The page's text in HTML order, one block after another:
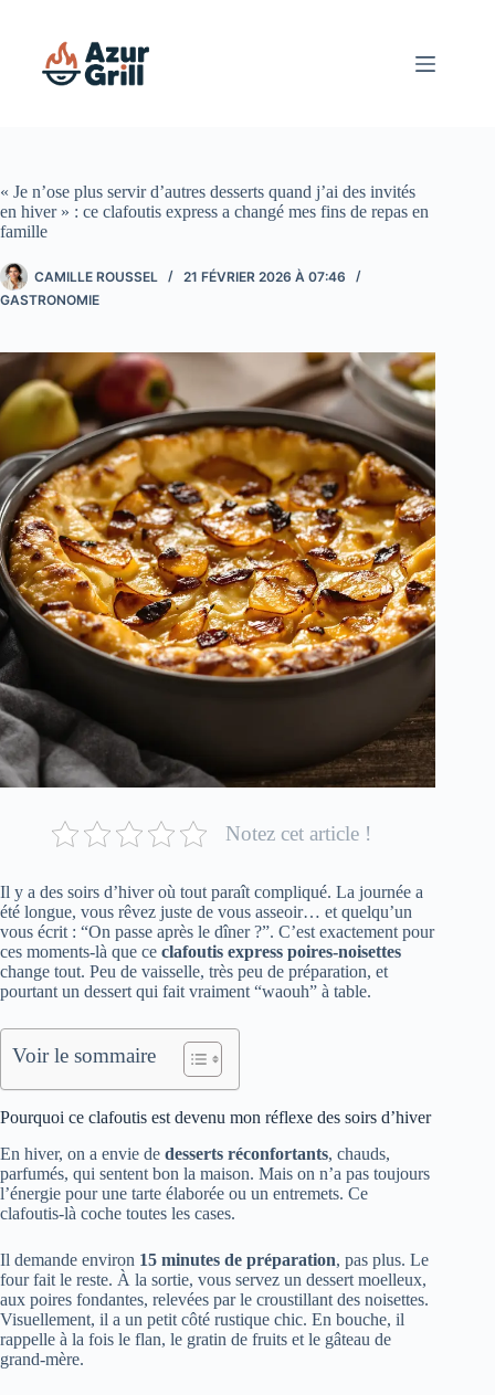
« Je n’ose plus servir d’autres desserts quand j’ai des invités
en hiver » : ce clafoutis express a changé mes fins de repas en
famille
CAMILLE ROUSSEL
21 FÉVRIER 2026 À 07:46
GASTRONOMIE
Notez cet article !
Il y a des soirs d’hiver où tout paraît compliqué. La journée a
été longue, vous rêvez juste de vous asseoir… et quelqu’un
vous écrit : “On passe après le dîner ?”. C’est exactement pour
ces moments-là que ce clafoutis express poires‑noisettes
change tout. Peu de vaisselle, très peu de préparation, et
pourtant un dessert qui fait vraiment “waouh” à table.
Voir le sommaire
Pourquoi ce clafoutis est devenu mon réflexe des soirs d’hiver
En hiver, on a envie de desserts réconfortants, chauds,
parfumés, qui sentent bon la maison. Mais on n’a pas toujours
l’énergie pour une tarte élaborée ou un entremets. Ce
clafoutis-là coche toutes les cases.
Il demande environ 15 minutes de préparation, pas plus. Le
four fait le reste. À la sortie, vous servez un dessert moelleux,
aux poires fondantes, relevées par le croustillant des noisettes.
Visuellement, il a un petit côté rustique chic. En bouche, il
rappelle à la fois le flan, le gratin de fruits et le gâteau de
grand-mère.